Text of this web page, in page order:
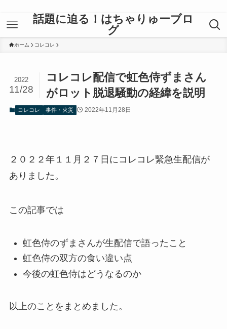
話題に迫る！はちゃりゅーブロ
グ
ホーム コレコレ
コレコレ配信で虹色侍ずまさん
がロット脱退騒動の経緯を説明
2022
11/28
コレコレ 事件・火災 2022年11月28日
２０２２年１１月２７日にコレコレ緊急生配信が
ありました。
この記事では
虹色侍のずまさんが生配信で語ったこと
虹色侍の双方の食い違い点
今後の虹色侍はどうなるのか
以上のことをまとめました。